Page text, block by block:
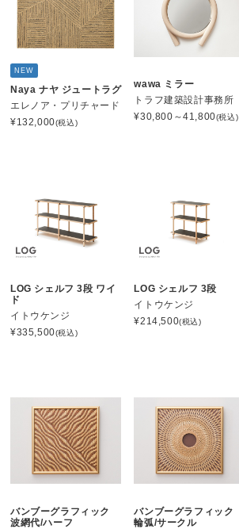
NEW
Naya ナヤ ジュートラグ
エレノア・プリチャード
¥132,000(税込)
wawa ミラー
トラフ建築設計事務所
¥30,800～41,800(税込)
LOG シェルフ 3段 ワイ
ド
イトウケンジ
¥335,500(税込)
LOG シェルフ 3段
イトウケンジ
¥214,500(税込)
バンブーグラフィック
波網代/ハーフ
バンブーグラフィック
輪弧/サークル